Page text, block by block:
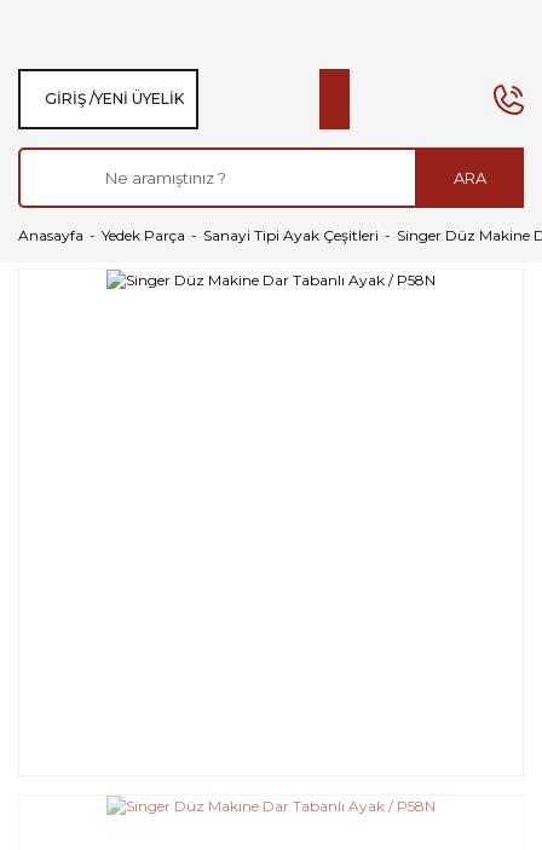
ARA
GIRIŞ /YENI ÜYELIK
Anasayfa Yedek Parça Sanayi Tipi Ayak Çeşitleri Singer Düz Makine